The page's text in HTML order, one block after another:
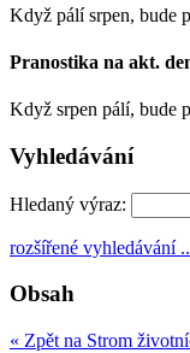
Když pálí srpen, bude
Pranostika na akt.
Když srpen pálí, bude
Vyhledávání
Hledaný výraz:
rozšířené vyhledávání
Obsah
« Zpět na Strom